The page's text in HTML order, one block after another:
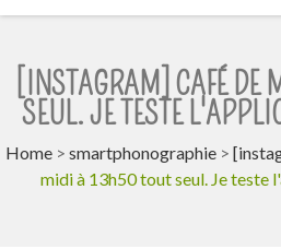
[INSTAGRAM] CAFÉ DE
SEUL. JE TESTE
Home > smartphonographie >
midi à 13h50 tout seul. Je teste